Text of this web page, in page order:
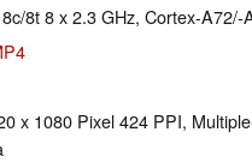
8c/8t 8 x 2.3 GHz, Cortex-A72/-
x 1080 Pixel 424 PPI,